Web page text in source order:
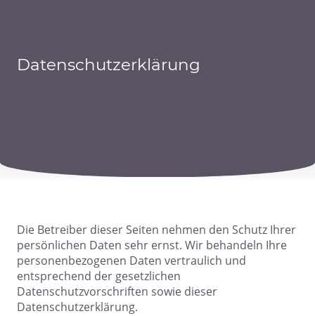
Datenschutzerklärung
Die Betreiber dieser Seiten nehmen den Schutz Ihrer
persönlichen Daten sehr ernst. Wir behandeln Ihre
personenbezogenen Daten vertraulich und
entsprechend der gesetzlichen
Datenschutzvorschriften sowie dieser
Datenschutzerklärung.